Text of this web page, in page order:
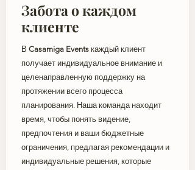
Забота о каждом
клиенте
В Casamiga Events каждый клиент
получает индивидуальное внимание и
целенаправленную поддержку на
протяжении всего процесса
планирования. Наша команда находит
время, чтобы понять видение,
предпочтения и ваши бюджетные
ограничения, предлагая рекомендации и
индивидуальные решения, которые